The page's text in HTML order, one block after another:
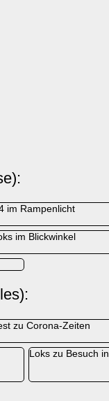
im Rampenlicht
im Blickwinkel
zu Corona-Zeiten
Loks zu Besuch